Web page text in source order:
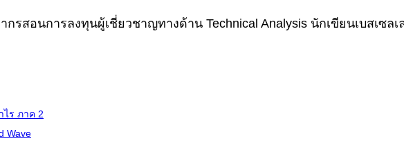
สอนการลงทุนผู้เชี่ยวชาญทางด้าน Technical Analysis นักเขียนเบสเซลเ
ไร ภาค 2
Wave